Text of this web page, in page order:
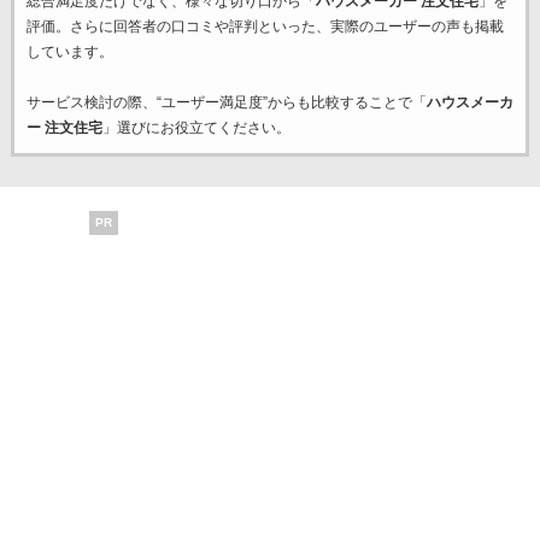
評価。さらに回答者の口コミや評判といった、実際のユーザーの声も掲載
しています。
サービス検討の際、“ユーザー満足度”からも比較することで「 ハウスメーカ
ー 注文住宅」選びにお役立てください。
PR